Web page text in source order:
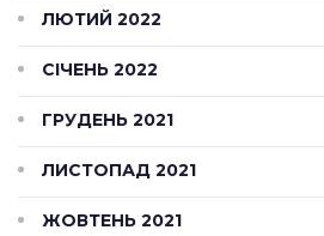
ЛЮТИЙ 2022
СІЧЕНЬ 2022
ГРУДЕНЬ 2021
ЛИСТОПАД 2021
ЖОВТЕНЬ 2021